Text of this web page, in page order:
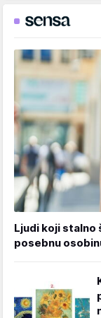
Ljudi koji stalno
posebnu